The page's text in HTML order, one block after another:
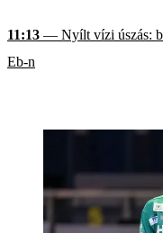
11:13 — Nyílt vízi úszás:
Eb-n